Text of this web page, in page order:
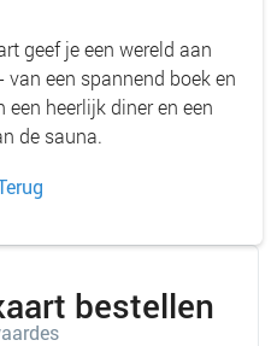
geef je een wereld aan
een spannend boek en
heerlijk diner en een
de sauna.
bestellen